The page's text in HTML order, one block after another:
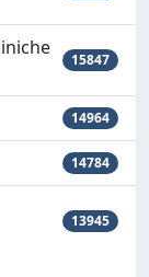
15847
14964
14784
13945